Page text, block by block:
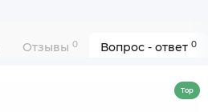
Отзывы 0 Вопрос - ответ 0
Top